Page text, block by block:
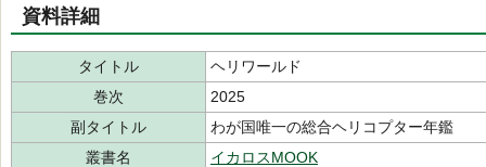
資料詳細
タイトル
ヘリワールド
巻次
2025
副タイトル
わが国唯一の総合ヘリコプター年鑑
叢書名
イカロスMOOK